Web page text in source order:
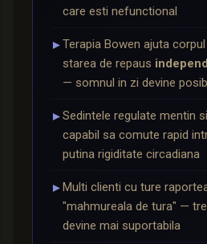
care esti nefunctional
►Terapia Bowen ajuta
starea de repaus
— somnul in zi devine
►Sedintele regulate mentin
capabil sa comute rapid
putina rigiditate circadiana
►Multi clienti cu ture
"mahmureala de tura" —
devine mai suportabila